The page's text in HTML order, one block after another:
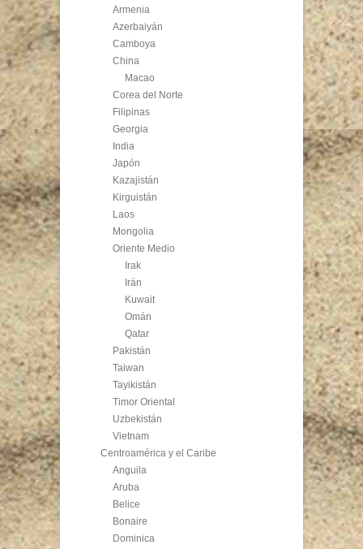
Armenia
Azerbaiyán
Camboya
China
Macao
Corea del Norte
Filipinas
Georgia
India
Japón
Kazajistán
Kirguistán
Laos
Mongolia
Oriente Medio
Irak
Irán
Kuwait
Omán
Qatar
Pakistán
Taiwan
Tayikistán
Timor Oriental
Uzbekistán
Vietnam
Centroamérica y el Caribe
Anguila
Aruba
Belice
Bonaire
Dominica